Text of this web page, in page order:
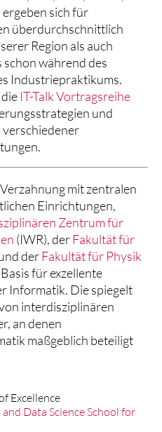
ergeben sich für
überdurchschnittlich
Region als auch
während des
Industriepraktikums.
IT-Talk Vortragsreihe
und
mit zentralen
Einrichtungen,
Zentrum für
(IWR), derFakultät für
derFakultät für Physik
für exzellente
Informatik. Die spiegelt
interdisziplinären
an denen
maßgeblich beteiligt
Excellence
Data Science School for